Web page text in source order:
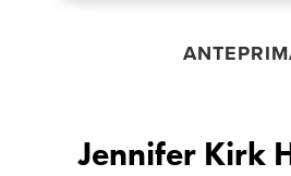
Jennifer Kirk